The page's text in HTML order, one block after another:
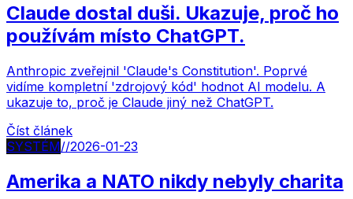
Claude dostal duši. Ukazuje, proč ho
používám místo ChatGPT.
Anthropic zveřejnil 'Claude's Constitution'. Poprvé
vidíme kompletní 'zdrojový kód' hodnot AI modelu. A
ukazuje to, proč je Claude jiný než ChatGPT.
Číst článek
SYSTÉM//2026-01-23
Amerika a NATO nikdy nebyly charita